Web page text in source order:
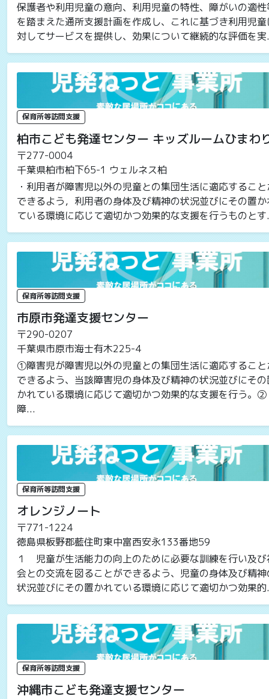
保護者や利用児童の意向、利用児童の特性、障がいの適性
を踏まえた通所支援計画を作成し、これに基づき利用児童
対してサービスを提供し、効果について継続的な評価を
保育所等訪問支援
柏市こども発達センター キッズルームひまわ
〒277-0004
千葉県柏市柏下65-1 ウェルネス柏
・利用者が障害児以外の児童との集団生活に適応するこ
できるよう，利用者の身体及び精神の状況並びにその置か
ている環境に応じて適切かつ効果的な支援を行うものと
保育所等訪問支援
市原市発達支援センター
〒290-0207
千葉県市原市海士有木225-4
①障害児が障害児以外の児童との集団生活に適応すること
できるよう、当該障害児の身体及び精神の状況並びにその
かれている環境に応じて適切かつ効果的な支援を行う。②
障...
保育所等訪問支援
オレンジノート
〒771-1224
徳島県板野郡藍住町東中富西安永133番地59
１ 児童が生活能力の向上のために必要な訓練を行い及び
会との交流を図ることができるよう、児童の身体及び精神
状況並びにその置かれている環境に応じて適切かつ効果
保育所等訪問支援
沖縄市こども発達支援センター